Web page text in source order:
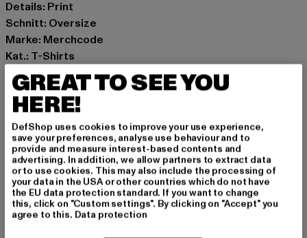
Details: Print
Schnitt: Oversize
Marke: Merchcode
Kat.: T-Shirts
Farbe: violet
Hersteller Farbe: lilac
Materialzusammensetzung: 100% Baumwolle
Art.Nr: MP5012541-00145
Hersteller: TB International GmbH |info@tbint.de
Dr.-Robert-Murjahn-Straße 7 | 64372 Ober-Ramstadt |
DE
GREAT TO SEE YOU
HERE!
DefShop uses cookies to improve your use experience,
save your preferences, analyse use behaviour and to
provide and measure interest-based contents and
advertising. In addition, we allow partners to extract data
or to use cookies. This may also include the processing of
your data in the USA or other countries which do not have
the EU data protection standard. If you want to change
this, click on "Custom settings". By clicking on "Accept" you
agree to this. Data protection